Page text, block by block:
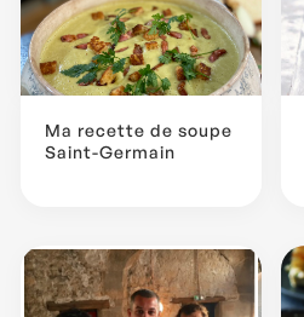
Ma recette de soupe
Saint-Germain